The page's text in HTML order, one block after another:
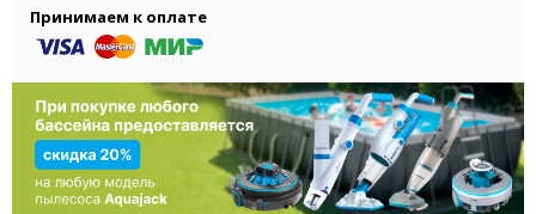
Принимаем к оплате